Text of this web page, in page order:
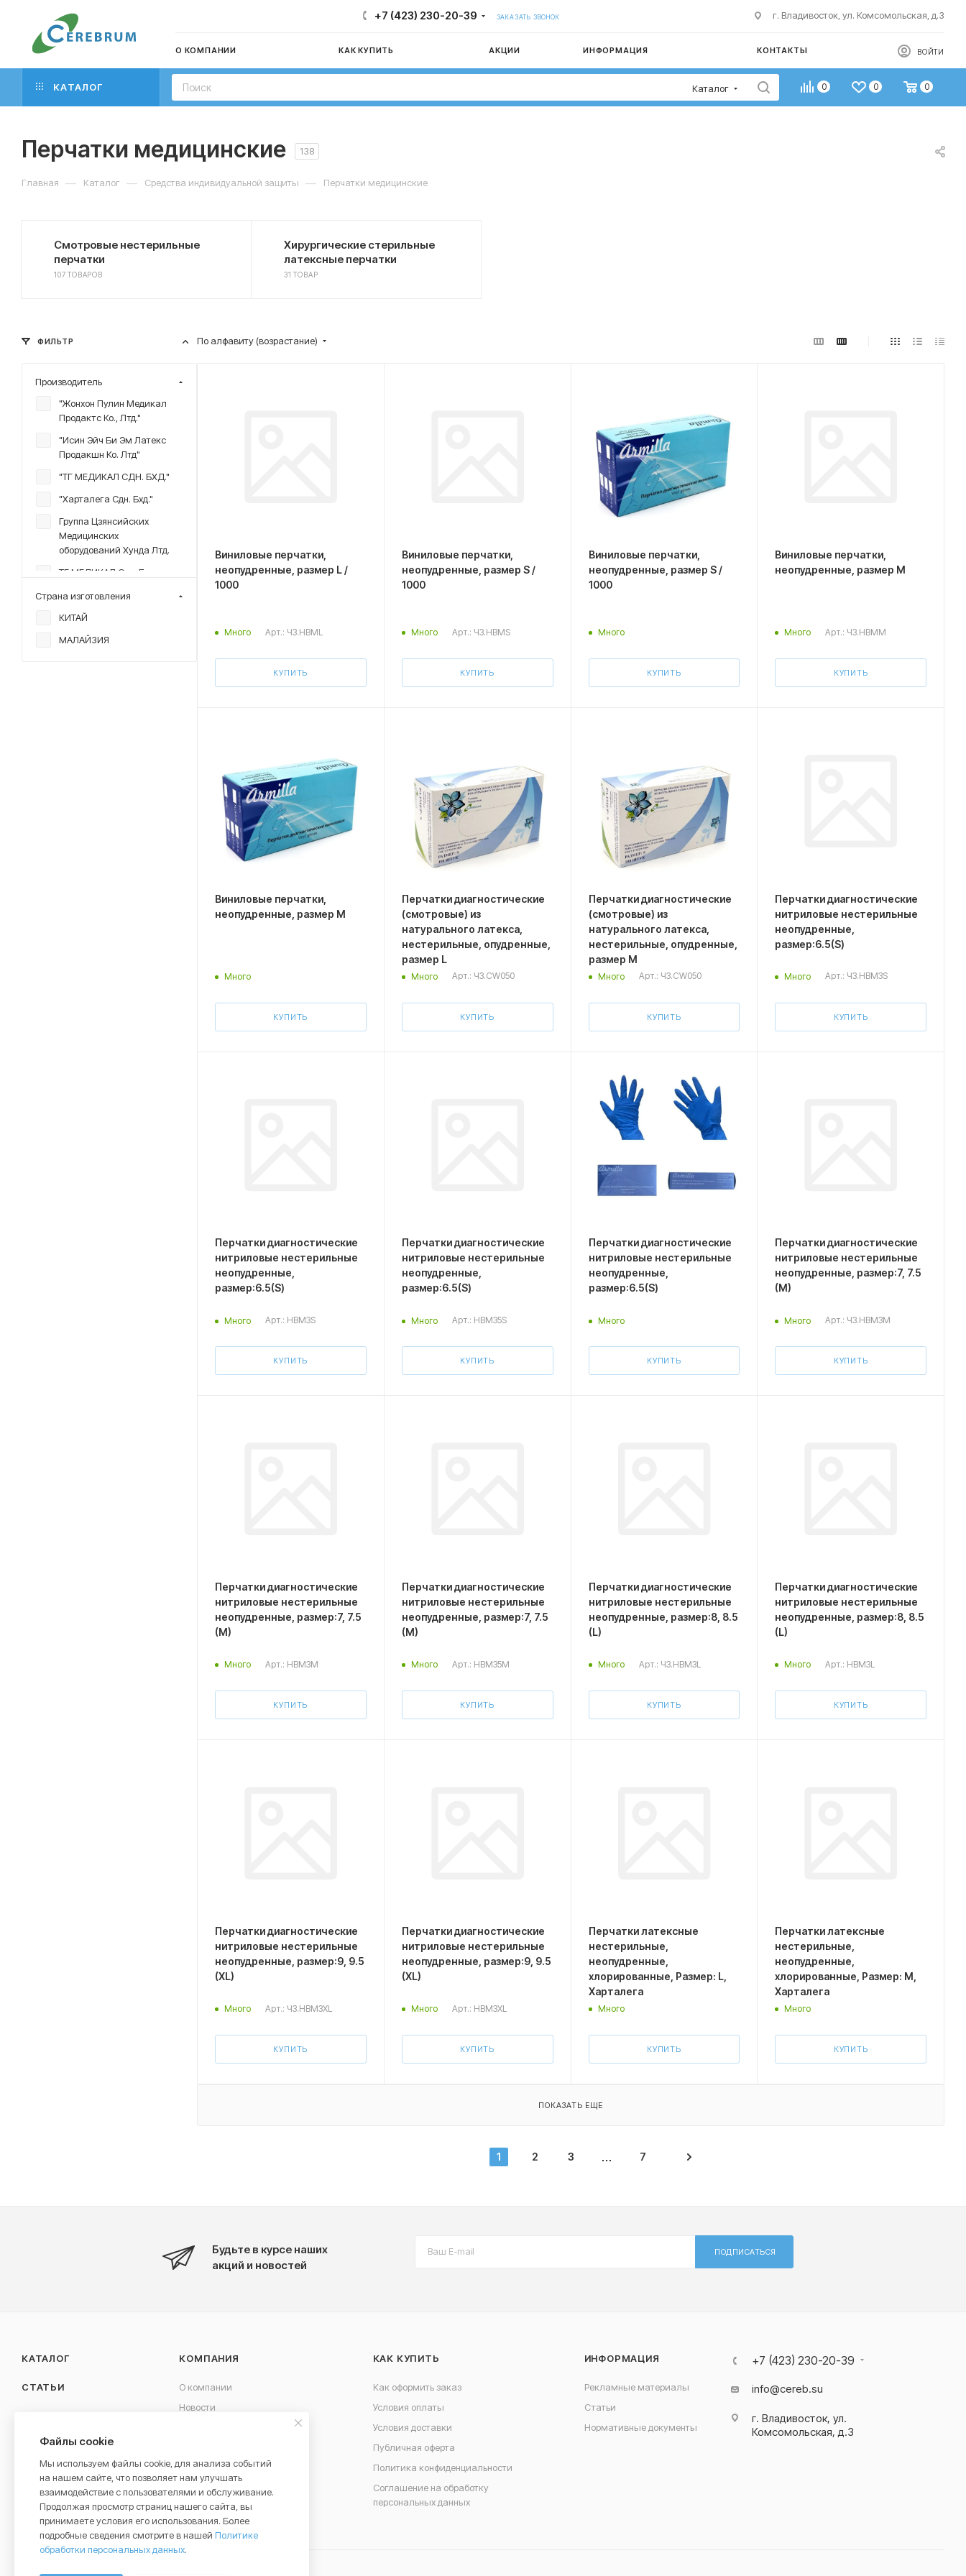
+7 (423) 230-20-39 ЗАКАЗАТЬ ЗВОНОК г. Владивосток, ул. Комсомольская, д.3
О КОМПАНИИ КАК КУПИТЬ АКЦИИ ИНФОРМАЦИЯ КОНТАКТЫ ВОЙТИ
КАТАЛОГ Каталог 0 0 0
Перчатки медицинские 138
Главная — Каталог — Средства индивидуальной защиты — Перчатки медицинские
Смотровые нестерильные
перчатки
107 ТОВАРОВ
Хирургические стерильные
латексные перчатки
31 ТОВАР
По алфавиту (возрастание)
Виниловые перчатки,
неопудренные, размер L /
1000
Много Арт.: ЧЗ.HBML
КУПИТЬ
Виниловые перчатки,
неопудренные, размер S /
1000
Много Арт.: ЧЗ.HBMS
КУПИТЬ
Виниловые перчатки,
неопудренные, размер S /
1000
Много
КУПИТЬ
Виниловые перчатки,
неопудренные, размер М
Много Арт.: ЧЗ.HBMM
КУПИТЬ
Виниловые перчатки,
неопудренные, размер М
Много
КУПИТЬ
Перчатки диагностические
(смотровые) из
натурального латекса,
нестерильные, опудренные,
размер L
Много Арт.: ЧЗ.CW050
КУПИТЬ
Перчатки диагностические
(смотровые) из
натурального латекса,
нестерильные, опудренные,
размер M
Много Арт.: ЧЗ.CW050
КУПИТЬ
Перчатки диагностические
нитриловые нестерильные
неопудренные,
размер:6.5(S)
Много Арт.: ЧЗ.HBM3S
КУПИТЬ
Перчатки диагностические
нитриловые нестерильные
неопудренные,
размер:6.5(S)
Много Арт.: HBM3S
КУПИТЬ
Перчатки диагностические
нитриловые нестерильные
неопудренные,
размер:6.5(S)
Много Арт.: HBM35S
КУПИТЬ
Перчатки диагностические
нитриловые нестерильные
неопудренные,
размер:6.5(S)
Много
КУПИТЬ
Перчатки диагностические
нитриловые нестерильные
неопудренные, размер:7, 7.5
(M)
Много Арт.: ЧЗ.HBM3М
КУПИТЬ
Перчатки диагностические
нитриловые нестерильные
неопудренные, размер:7, 7.5
(M)
Много Арт.: HBM3M
КУПИТЬ
Перчатки диагностические
нитриловые нестерильные
неопудренные, размер:7, 7.5
(M)
Много Арт.: HBM35M
КУПИТЬ
Перчатки диагностические
нитриловые нестерильные
неопудренные, размер:8, 8.5
(L)
Много Арт.: ЧЗ.HBM3L
КУПИТЬ
Перчатки диагностические
нитриловые нестерильные
неопудренные, размер:8, 8.5
(L)
Много Арт.: HBM3L
КУПИТЬ
Перчатки диагностические
нитриловые нестерильные
неопудренные, размер:9, 9.5
(XL)
Много Арт.: ЧЗ.HBM3XL
КУПИТЬ
Перчатки диагностические
нитриловые нестерильные
неопудренные, размер:9, 9.5
(XL)
Много Арт.: HBM3XL
КУПИТЬ
Перчатки латексные
нестерильные,
неопудренные,
хлорированные, Размер: L,
Харталега
Много
КУПИТЬ
Перчатки латексные
нестерильные,
неопудренные,
хлорированные, Размер: M,
Харталега
Много
КУПИТЬ
ПОКАЗАТЬ ЕЩЕ
1 2 3 7
ФИЛЬТР
Производитель
"Жонхон Пулин Медикал
Продактс Ко., Лтд."
"Исин Эйч Би Эм Латекс
Продакшн Ко. Лтд"
"ТГ МЕДИКАЛ СДН. БХД."
"Харталега Сдн. Бхд."
Группа Цзянсийских
Медицинских
оборудований Хунда Лтд.
ТГ МЕДИКАЛ Снд. Бхд.
ТЕРАНГ НУСА СДН. БХД.
Топ Глав Сдн Бхд
Топ Глоув Сдн. Бхд.
Страна изготовления
КИТАЙ
МАЛАЙЗИЯ
Будьте в курсе наших
акций и новостей
ПОДПИСАТЬСЯ
КАТАЛОГ
СТАТЬИ
КОМПАНИЯ
О компании
Новости
КАК КУПИТЬ
Как оформить заказ
Условия оплаты
Условия доставки
Публичная оферта
Политика конфиденциальности
Соглашение на обработку
персональных данных
ИНФОРМАЦИЯ
Рекламные материалы
Статьи
Нормативные документы
+7 (423) 230-20-39
info@cereb.su
г. Владивосток, ул.
Комсомольская, д.3
Файлы cookie
Мы используем файлы cookie, для анализа событий
на нашем сайте, что позволяет нам улучшать
взаимодействие с пользователями и обслуживание.
Продолжая просмотр страниц нашего сайта, вы
принимаете условия его использования. Более
подробные сведения смотрите в нашей Политике
обработки персональных данных.